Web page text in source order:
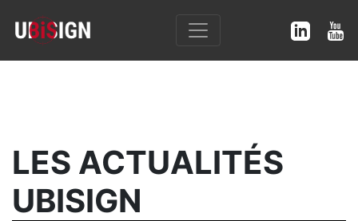
LES ACTUALITÉS
UBISIGN